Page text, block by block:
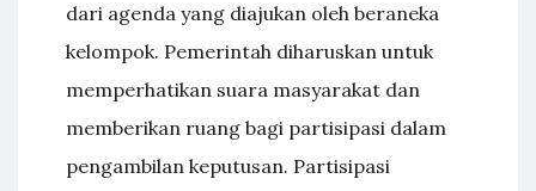
dari agenda yang diajukan oleh beraneka
kelompok. Pemerintah diharuskan untuk
memperhatikan suara masyarakat dan
memberikan ruang bagi partisipasi dalam
pengambilan keputusan. Partisipasi